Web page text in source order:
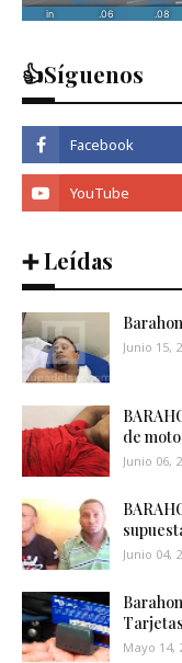
👍Síguenos
➕ Leídas
Junio 15,
de
Junio 06,
Junio 04,
Mayo 14,